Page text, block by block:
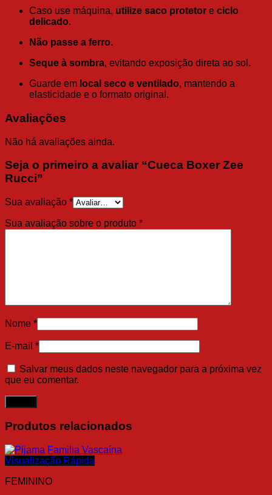
Caso use máquina, utilize saco protetor e ciclo
delicado.
Não passe a ferro.
Seque à sombra, evitando exposição direta ao sol.
Guarde em local seco e ventilado, mantendo a
elasticidade e o formato original.
Avaliações
Não há avaliações ainda.
Seja o primeiro a avaliar “Cueca Boxer Zee
Rucci”
Sua avaliação *
Sua avaliação sobre o produto *
Nome *
E-mail *
Salvar meus dados neste navegador para a próxima vez
que eu comentar.
Produtos relacionados
Visualização Rápida
FEMININO